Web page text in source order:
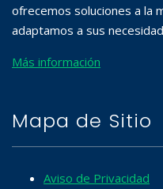
ofrecemos soluciones a la
adaptamos a sus
Más información
Mapa de Sitio
Aviso de Privacidad